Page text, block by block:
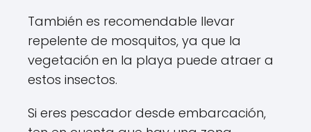
También es recomendable llevar
repelente de mosquitos, ya que la
vegetación en la playa puede atraer a
estos insectos.
Si eres pescador desde embarcación,